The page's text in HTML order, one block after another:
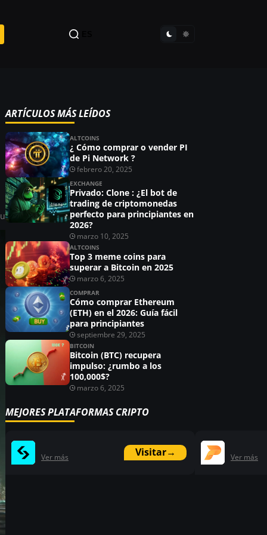
ARTÍCULOS MÁS LEÍDOS
ALTCOINS
¿ Cómo comprar o vender PI
de Pi Network ?
febrero 20, 2025
EXCHANGE
Privado: Clone : ¿El bot de
trading de criptomonedas
perfecto para principiantes en
2026?
marzo 10, 2025
ALTCOINS
Top 3 meme coins para
superar a Bitcoin en 2025
marzo 6, 2025
COMPRAR
Cómo comprar Ethereum
(ETH) en el 2026: Guía fácil
para principiantes
septiembre 29, 2025
BITCOIN
Bitcoin (BTC) recupera
impulso: ¿rumbo a los
100,000$?
marzo 6, 2025
MEJORES PLATAFORMAS CRIPTO
Visitar→
Ver más Ver más